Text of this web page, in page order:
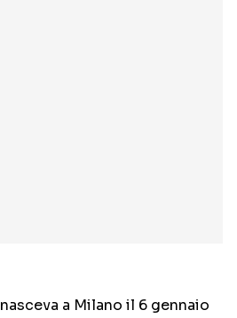
nasceva a Milano il 6 gennaio